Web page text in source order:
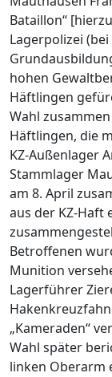
Bataillon“
Lagerpolizei
hohen
Häftlingen
Wahl
Häftlingen, die
KZ-Außenlager
Stammlager
am 8. April
aus der KZ-Haft
Betroffenen
Munition
Lagerführer
„Kameraden“
Wahl später
linken Oberarm